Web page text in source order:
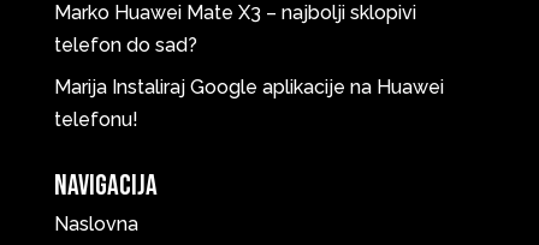
Marko Huawei Mate X3 – najbolji sklopivi
telefon do sad?
Marija Instaliraj Google aplikacije na Huawei
telefonu!
Navigacija
Naslovna